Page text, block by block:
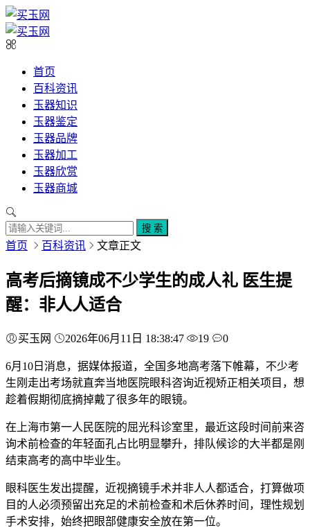
首页
百科资讯
玉器知识
玉器鉴定
玉器品牌
玉器加工
玉器欣赏
玉器商城
搜 索
首页 百科资讯 文章正文
高考后摘镜成不少学生的成人礼 医生提
醒：非人人适合
买玉网 2026年06月11日 18:38:47 19 0
6月10日消息，据媒体报道，全国多地高考落下帷幕，不少考
生刚走出考场就直奔当地医院眼科咨询近视矫正相关项目，想
趁着假期彻底摘掉戴了很多年的眼镜。
在上海市第一人民医院的屈光科诊室里，最近这段时间前来咨
询术前检查的年轻面孔占比明显攀升，排队候诊的大半都是刚
结束高考的高中毕业生。
眼科医生发出提醒，近视摘镜手术并非人人都适合，打算做项
目的人必须预留出充足的术前检查和术后休养时间，理性规划
手术安排，始终把眼部健康安全放在第一位。